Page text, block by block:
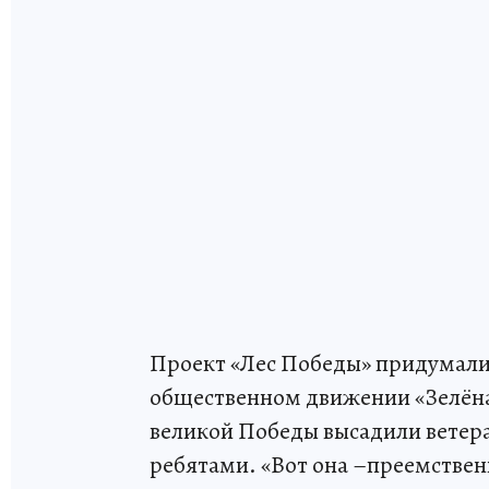
Проект «Лес Победы»
общественном движении
великой Победы высадили
ребятами. «Вот она